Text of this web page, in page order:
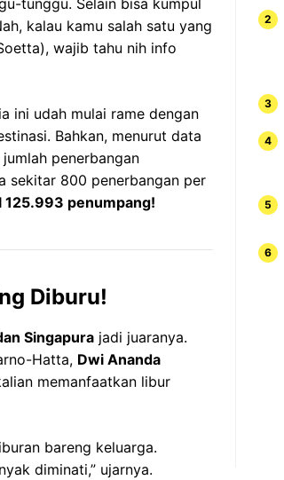
tunggu. Selain bisa kumpul
kalau kamu salah satu yang
wajib tahu nih info
ini udah mulai rame dengan
Bahkan, menurut data
jumlah penerbangan
sekitar 800 penerbangan per
penumpang!
Diburu!
Singapura jadi juaranya.
Hatta, Dwi Ananda
memanfaatkan libur
bareng keluarga.
diminati,” ujarnya.